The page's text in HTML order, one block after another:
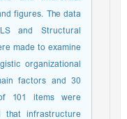
figures. The data
and Structural
made to examine
organizational
factors and 30
101 items were
that infrastructure